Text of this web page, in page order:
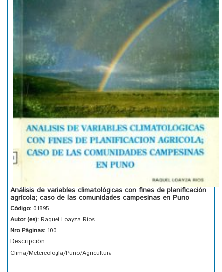
Análisis de variables climatológicas con fines de planificación
agrícola; caso de las comunidades campesinas en Puno
Código: 01895
Autor (es): Raquel Loayza Rios
Nro Páginas: 100
Descripción
Clima/Metereología/Puno/Agricultura